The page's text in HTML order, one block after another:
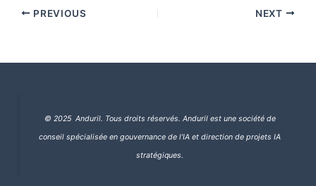
PREVIOUS NEXT
© 2025 Anduril. Tous droits réservés. Anduril est une société de
conseil spécialisée en gouvernance de l’IA et direction de projets IA
stratégiques.